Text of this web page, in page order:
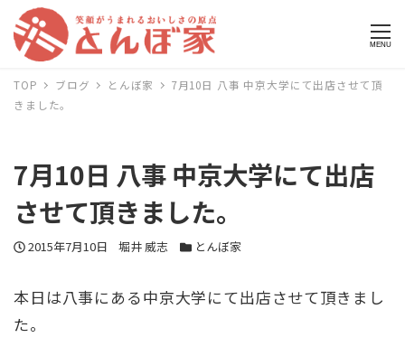
MENU
TOP ブログ とんぼ家
7月10日 八事 中京大学にて出店させて頂
きました。
7月10日 八事 中京大学にて出店
させて頂きました。
投稿日
2015年7月10日 著者
堀井 威志 カテゴリー
とんぼ家
本日は八事にある中京大学にて出店させて頂きまし
た。